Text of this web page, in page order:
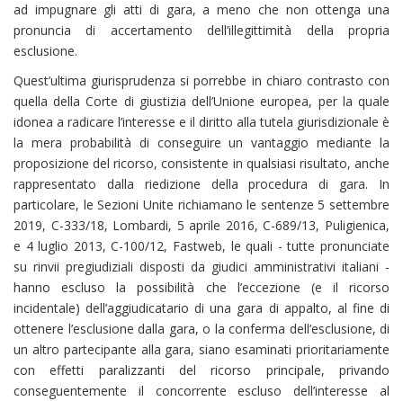
ad impugnare gli atti di gara, a meno che non ottenga una
pronuncia di accertamento dell’illegittimità della propria
esclusione.
Quest’ultima giurisprudenza si porrebbe in chiaro contrasto con
quella della Corte di giustizia dell’Unione europea, per la quale
idonea a radicare l’interesse e il diritto alla tutela giurisdizionale è
la mera probabilità di conseguire un vantaggio mediante la
proposizione del ricorso, consistente in qualsiasi risultato, anche
rappresentato dalla riedizione della procedura di gara. In
particolare, le Sezioni Unite richiamano le sentenze 5 settembre
2019, C-333/18, Lombardi, 5 aprile 2016, C-689/13, Puligienica,
e 4 luglio 2013, C-100/12, Fastweb, le quali - tutte pronunciate
su rinvii pregiudiziali disposti da giudici amministrativi italiani -
hanno escluso la possibilità che l’eccezione (e il ricorso
incidentale) dell’aggiudicatario di una gara di appalto, al fine di
ottenere l’esclusione dalla gara, o la conferma dell’esclusione, di
un altro partecipante alla gara, siano esaminati prioritariamente
con effetti paralizzanti del ricorso principale, privando
conseguentemente il concorrente escluso dell’interesse al